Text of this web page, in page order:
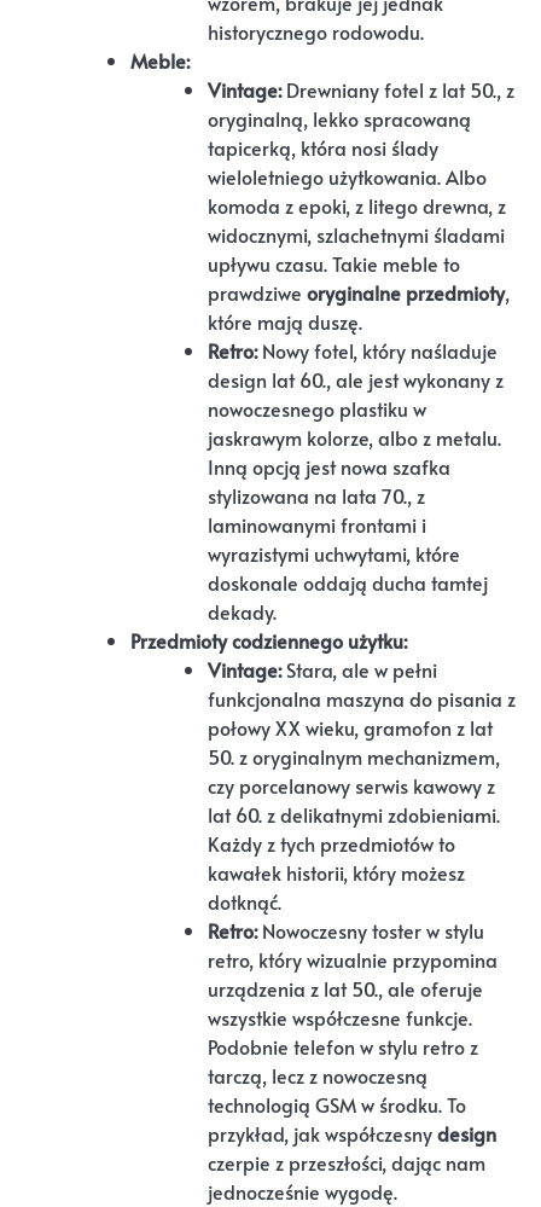
historycznego rodowodu.
Meble:
Vintage:Drewniany fotel z lat 50., z
oryginalną, lekko spracowaną
tapicerką, która nosi ślady
wieloletniego użytkowania. Albo
komoda z epoki, z litego drewna, z
widocznymi, szlachetnymi śladami
upływu czasu. Takie meble to
prawdziwe oryginalne przedmioty,
które mają duszę.
Retro:Nowy fotel, który naśladuje
design lat 60., ale jest wykonany z
nowoczesnego plastiku w
jaskrawym kolorze, albo z metalu.
Inną opcją jest nowa szafka
stylizowana na lata 70., z
laminowanymi frontami i
wyrazistymi uchwytami, które
doskonale oddają ducha tamtej
dekady.
Przedmioty codziennego użytku:
Vintage:Stara, ale w pełni
funkcjonalna maszyna do pisania z
połowy XX wieku, gramofon z lat
50. z oryginalnym mechanizmem,
czy porcelanowy serwis kawowy z
lat 60. z delikatnymi zdobieniami.
Każdy z tych przedmiotów to
kawałek historii, który możesz
dotknąć.
Retro:Nowoczesny toster w stylu
retro, który wizualnie przypomina
urządzenia z lat 50., ale oferuje
wszystkie współczesne funkcje.
Podobnie telefon w stylu retro z
tarczą, lecz z nowoczesną
technologią GSM w środku. To
przykład, jak współczesnydesign
czerpie z przeszłości, dając nam
jednocześnie wygodę.